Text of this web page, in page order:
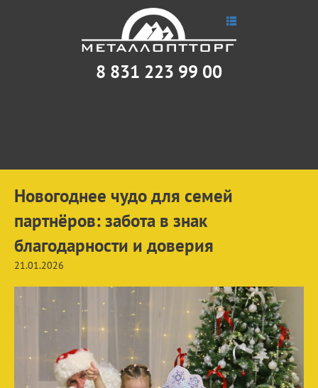
8 831 223 99 00
Новогоднее чудо для семей
партнёров: забота в знак
благодарности и доверия
21.01.2026